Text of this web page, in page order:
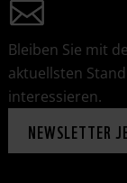
Bleiben Sie mit
aktuellsten
interessieren.
NEWSLETTER